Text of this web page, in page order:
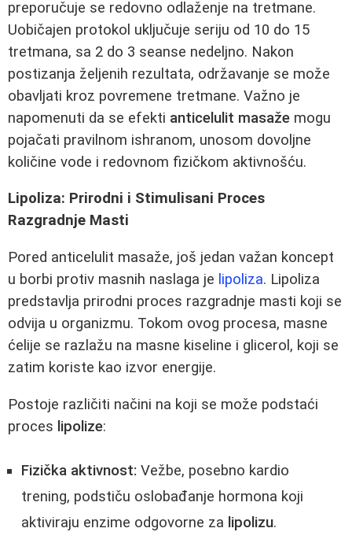
preporučuje se redovno odlaženje na tretmane.
Uobičajen protokol uključuje seriju od 10 do 15
tretmana, sa 2 do 3 seanse nedeljno. Nakon
postizanja željenih rezultata, održavanje se može
obavljati kroz povremene tretmane. Važno je
napomenuti da se efekti anticelulit masaže mogu
pojačati pravilnom ishranom, unosom dovoljne
količine vode i redovnom fizičkom aktivnošću.
Lipoliza: Prirodni i Stimulisani Proces
Razgradnje Masti
Pored anticelulit masaže, još jedan važan koncept
u borbi protiv masnih naslaga je lipoliza. Lipoliza
predstavlja prirodni proces razgradnje masti koji se
odvija u organizmu. Tokom ovog procesa, masne
ćelije se razlažu na masne kiseline i glicerol, koji se
zatim koriste kao izvor energije.
Postoje različiti načini na koji se može podstaći
proces lipolize:
Fizička aktivnost: Vežbe, posebno kardio
trening, podstiču oslobađanje hormona koji
aktiviraju enzime odgovorne za lipolizu.